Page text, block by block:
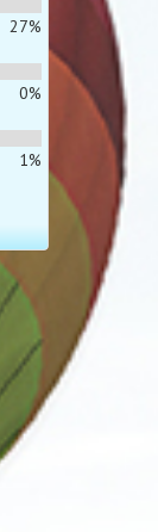
27%
0%
1%